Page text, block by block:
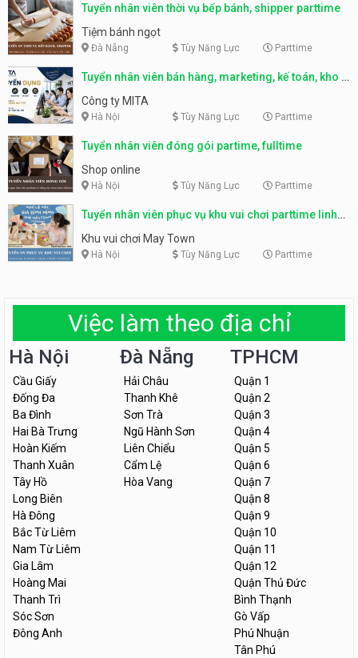
Tuyển nhân viên thời vụ bếp bánh, shipper parttime
Tiệm bánh ngọt
Đà Nẵng Tùy Năng Lực Parttime
Tuyển nhân viên bán hàng, marketing, kế toán, kho –
parttime, fulltime
Công ty MITA
Hà Nội Tùy Năng Lực Parttime
Tuyển nhân viên đóng gói partime, fulltime
Shop online
Hà Nội Tùy Năng Lực Parttime
Tuyển nhân viên phục vụ khu vui chơi parttime linh
động
Khu vui chơi May Town
Hà Nội Tùy Năng Lực Parttime
Việc làm theo địa chỉ
Hà Nội
Cầu Giấy
Đống Đa
Ba Đình
Hai Bà Trưng
Hoàn Kiếm
Thanh Xuân
Tây Hồ
Long Biên
Hà Đông
Bắc Từ Liêm
Nam Từ Liêm
Gia Lâm
Hoàng Mai
Thanh Trì
Sóc Sơn
Đông Anh
Đà Nẵng
Hải Châu
Thanh Khê
Sơn Trà
Ngũ Hành Sơn
Liên Chiểu
Cẩm Lệ
Hòa Vang
TPHCM
Quận 1
Quận 2
Quận 3
Quận 4
Quận 5
Quận 6
Quận 7
Quận 8
Quận 9
Quận 10
Quận 11
Quận 12
Quận Thủ Đức
Bình Thạnh
Gò Vấp
Phú Nhuận
Tân Phú